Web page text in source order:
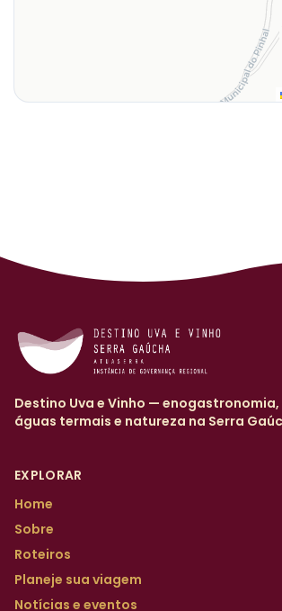
Destino Uva e Vinho —
águas termais e natureza na Serra
EXPLORAR
Home
Sobre
Roteiros
Planeje sua viagem
Notícias e eventos